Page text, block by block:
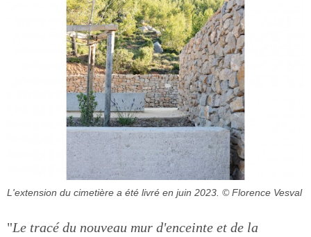
L'extension du cimetière a été livré en juin 2023. © Florence Vesval
"Le tracé du nouveau mur d'enceinte et de la